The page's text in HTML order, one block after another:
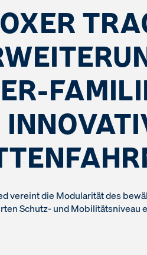
vereint die Modularität des
Schutz- und Mobilitätsniveau